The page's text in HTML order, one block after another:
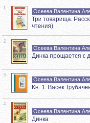
1
Осеева Валентина
Три товарища.
чтения)
2
Осеева Валентина
Динка прощается с
3
Осеева Валентина
Кн. 1. Васек
4
Осеева Валентина
Динка